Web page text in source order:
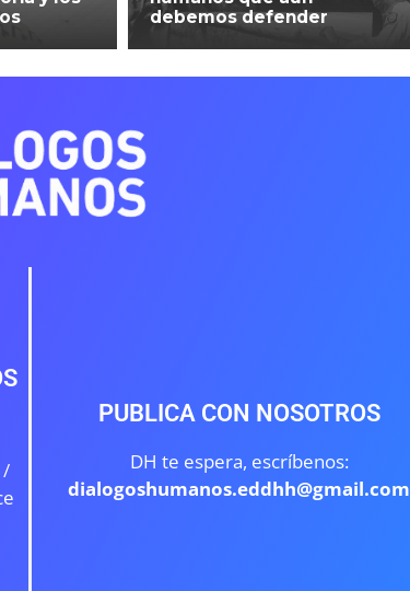
debemos defender
/
PUBLICA CON NOSOTROS
DH te espera, escríbenos:
dialogoshumanos.eddhh@gmail.com